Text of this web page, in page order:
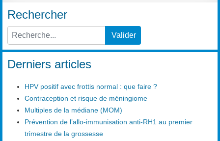
Rechercher
Type 2 or more characters for results.
Valider
Derniers articles
HPV positif avec frottis normal : que faire ?
Contraception et risque de méningiome
Multiples de la médiane (MOM)
Prévention de l’allo-immunisation anti-RH1 au premier
trimestre de la grossesse